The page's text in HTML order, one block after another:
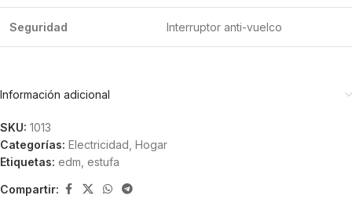
Seguridad Interruptor anti-vuelco
Información adicional
SKU: 1013
Categorías: Electricidad Hogar
Etiquetas: edm estufa
Compartir: